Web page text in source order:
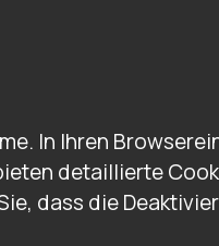
In Ihren
detaillierte
dass die